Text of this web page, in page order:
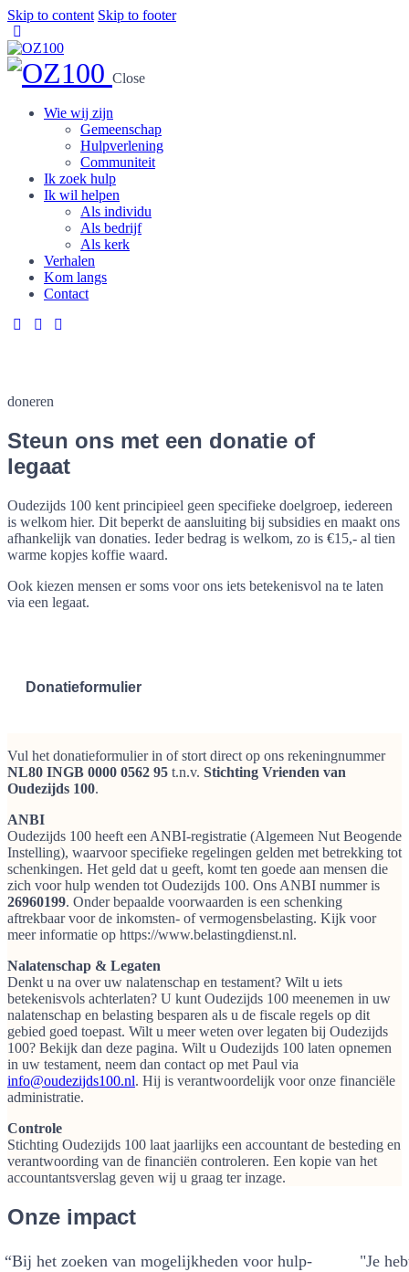
Skip to content Skip to footer
Close
Wie wij zijn
Gemeenschap
Hulpverlening
Communiteit
Ik zoek hulp
Ik wil helpen
Als individu
Als bedrijf
Als kerk
Verhalen
Kom langs
Contact
doneren
Steun ons met een donatie of
legaat
Oudezijds 100 kent principieel geen specifieke doelgroep, iedereen
is welkom hier. Dit beperkt de aansluiting bij subsidies en maakt ons
afhankelijk van donaties. Ieder bedrag is welkom, zo is €15,- al tien
warme kopjes koffie waard.
Ook kiezen mensen er soms voor ons iets betekenisvol na te laten
via een legaat.
Donatieformulier
Vul het donatieformulier in of stort direct op ons rekeningnummer
NL80 INGB 0000 0562 95 t.n.v. Stichting Vrienden van
Oudezijds 100.
ANBI
Oudezijds 100 heeft een ANBI-registratie (Algemeen Nut Beogende
Instelling), waarvoor specifieke regelingen gelden met betrekking tot
schenkingen. Het geld dat u geeft, komt ten goede aan mensen die
zich voor hulp wenden tot Oudezijds 100. Ons ANBI nummer is
26960199. Onder bepaalde voorwaarden is een schenking
aftrekbaar voor de inkomsten- of vermogensbelasting. Kijk voor
meer informatie op https://www.belastingdienst.nl.
Nalatenschap & Legaten
Denkt u na over uw nalatenschap en testament? Wilt u iets
betekenisvols achterlaten? U kunt Oudezijds 100 meenemen in uw
nalatenschap en belasting besparen als u de fiscale regels op dit
gebied goed toepast. Wilt u meer weten over legaten bij Oudezijds
100? Bekijk dan deze pagina. Wilt u Oudezijds 100 laten opnemen
in uw testament, neem dan contact op met Paul via
info@oudezijds100.nl. Hij is verantwoordelijk voor onze financiële
administratie.
Controle
Stichting Oudezijds 100 laat jaarlijks een accountant de besteding en
verantwoording van de financiën controleren. Een kopie van het
accountantsverslag geven wij u graag ter inzage.
Onze impact
“Bij het zoeken van mogelijkheden voor hulp-
"Je